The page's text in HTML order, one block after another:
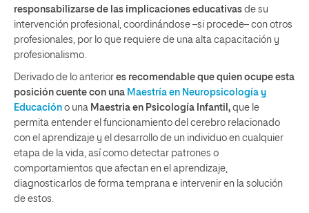
responsabilizarse de las implicaciones educativas de su
intervención profesional, coordinándose –si procede– con otros
profesionales, por lo que requiere de una alta capacitación y
profesionalismo.
Derivado de lo anterior es recomendable que quien ocupe esta
posición cuente con una Maestría en Neuropsicología y
Educación o una Maestria en Psicología Infantil , que le
permita entender el funcionamiento del cerebro relacionado
con el aprendizaje y el desarrollo de un individuo en cualquier
etapa de la vida, así como detectar patrones o
comportamientos que afectan en el aprendizaje,
diagnosticarlos de forma temprana e intervenir en la solución
de estos.